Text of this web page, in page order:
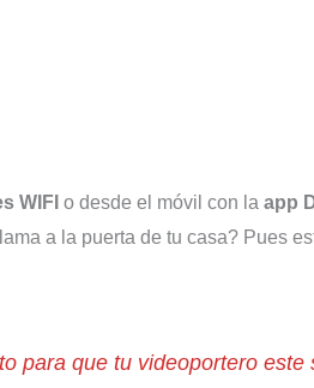
WIFI o desde el móvil con la app
a la puerta de tu casa? Pues
para que tu videoportero